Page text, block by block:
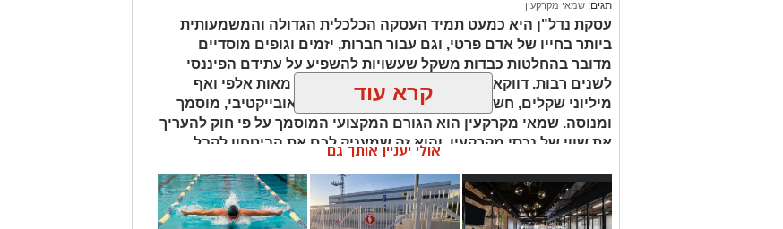
תגים: שמאי מקרקעין
עסקת נדל"ן היא כמעט תמיד העסקה הכלכלית הגדולה והמשמעותית
ביותר בחייו של אדם פרטי, וגם עבור חברות, יזמים וגופים מוסדיים
מדובר בהחלטות כבדות משקל שעשויות להשפיע על עתידם הפיננסי
לשנים רבות. דווקא ברגעים שבהם מונחים על הכף מאות אלפי ואף
מיליוני שקלים, חשוב שיעמוד לצידכם איש מקצוע אובייקטיבי, מוסמך
ומנוסה. שמאי מקרקעין הוא הגורם המקצועי המוסמך על פי חוק להעריך
את שווי של נכסי מקרקעין, והוא זה שמעניק לכם את הביטחון לקבל
החלטות מבוססות, שקולות ובטוחות.
קרא עוד
אולי יעניין אותך גם